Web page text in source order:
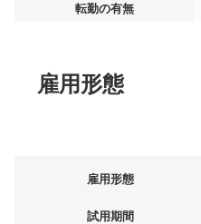
転勤の有無
雇用形態
雇用形態
試用期間